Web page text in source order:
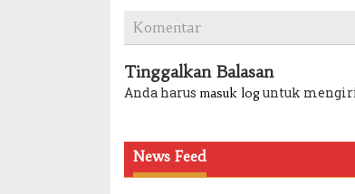
Komentar
Tinggalkan Balasan
Anda harus masuk loguntuk
News Feed